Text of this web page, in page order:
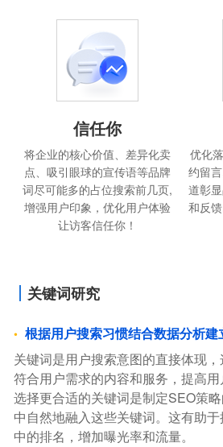
信任你
将企业的核心价值、差异化卖
点、吸引眼球的宣传语等品牌
词尽可能多的占位搜索前几页,
增强用户印象，优化用户体验
让访客信任你！
优化
约留
道彰
和反
关键词研究
根据用户搜索习惯结合数据分析建
关键词是用户搜索意图的直接体现
符合用户需求的内容和服务，提高用
选择更合适的关键词是制定SEO策
中自然地融入这些关键词。这有助
中的排名，增加曝光率和流量。